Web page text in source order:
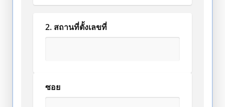
2. สถานที่ตั้งเลขที่
ซอย